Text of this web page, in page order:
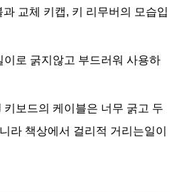
교체 키캡, 키 리무버의 모습입
이로 굵지않고 부드러워 사용하
보드의 케이블은 너무 굵고 두
라 책상에서 걸리적 거리는일이